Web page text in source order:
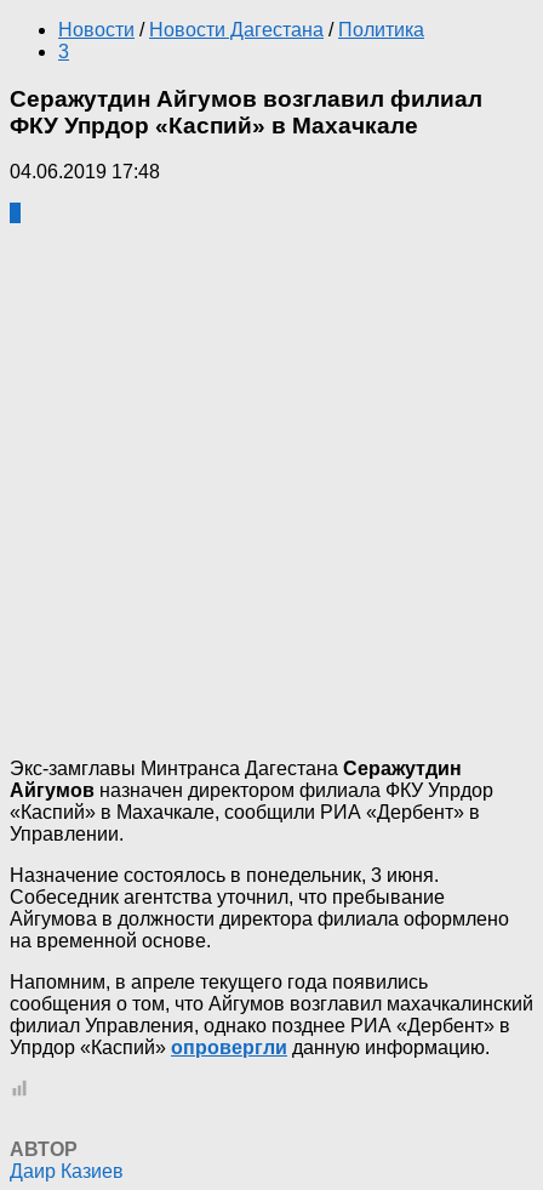
Новости / Новости Дагестана / Политика
3
Серажутдин Айгумов возглавил филиал
ФКУ Упрдор «Каспий» в Махачкале
04.06.2019 17:48
Экс-замглавы Минтранса Дагестана Серажутдин
Айгумов назначен директором филиала ФКУ Упрдор
«Каспий» в Махачкале, сообщили РИА «Дербент» в
Управлении.
Назначение состоялось в понедельник, 3 июня.
Собеседник агентства уточнил, что пребывание
Айгумова в должности директора филиала оформлено
на временной основе.
Напомним, в апреле текущего года появились
сообщения о том, что Айгумов возглавил махачкалинский
филиал Управления, однако позднее РИА «Дербент» в
Упрдор «Каспий» опровергли данную информацию.
АВТОР
Даир Казиев